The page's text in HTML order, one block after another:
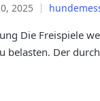
2025
Die Freispiele
belasten. Der